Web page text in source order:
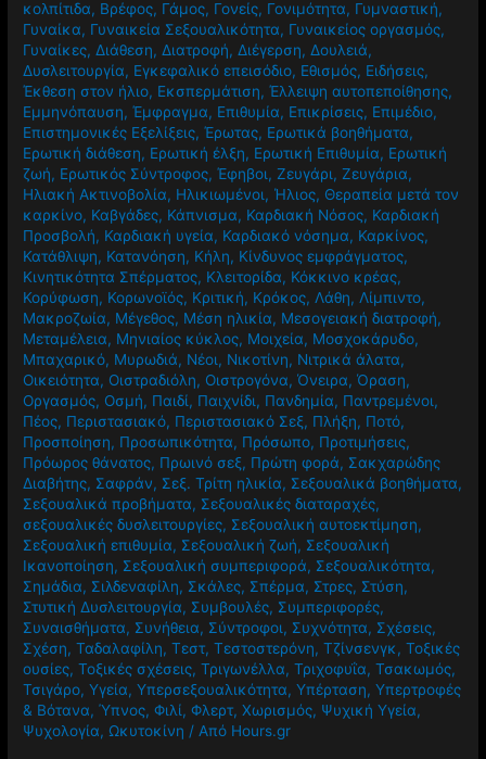
κολπίτιδα, Βρέφος, Γάμος, Γονείς, Γονιμότητα, Γυμναστική,
Γυναίκα, Γυναικεία Σεξουαλικότητα, Γυναικείος οργασμός,
Γυναίκες, Διάθεση, Διατροφή, Διέγερση, Δουλειά,
Δυσλειτουργία, Εγκεφαλικό επεισόδιο, Εθισμός, Ειδήσεις,
Έκθεση στον ήλιο, Εκσπερμάτιση,Έλλειψη αυτοπεποίθησης,
Εμμηνόπαυση,Έμφραγμα, Επιθυμία, Επικρίσεις, Επιμέδιο,
Επιστημονικές Εξελίξεις,Έρωτας, Ερωτικά βοηθήματα,
Ερωτική διάθεση, Ερωτική έλξη, Ερωτική Επιθυμία, Ερωτική
ζωή, Ερωτικός Σύντροφος,Έφηβοι,Ζευγάρι,Ζευγάρια,
Ηλιακή Ακτινοβολία, Ηλικιωμένοι, Ήλιος, Θεραπεία μετά τον
καρκίνο, Καβγάδες, Κάπνισμα, Καρδιακή Νόσος, Καρδιακή
Προσβολή, Καρδιακή υγεία, Καρδιακό νόσημα, Καρκίνος,
Κατάθλιψη, Κατανόηση, Κήλη, Κίνδυνος εμφράγματος,
Κινητικότητα Σπέρματος, Κλειτορίδα, Κόκκινο κρέας,
Κορύφωση, Κορωνοϊός, Κριτική, Κρόκος, Λάθη, Λίμπιντο,
Μακροζωία, Μέγεθος, Μέση ηλικία, Μεσογειακή διατροφή,
Μεταμέλεια, Μηνιαίος κύκλος, Μοιχεία, Μοσχοκάρυδο,
Μπαχαρικό, Μυρωδιά, Νέοι, Νικοτίνη, Νιτρικά άλατα,
Οικειότητα, Οιστραδιόλη, Οιστρογόνα,Όνειρα,Όραση,
Οργασμός, Οσμή, Παιδί, Παιχνίδι, Πανδημία, Παντρεμένοι,
Πέος, Περιστασιακό, Περιστασιακό Σεξ, Πλήξη, Ποτό,
Προσποίηση, Προσωπικότητα, Πρόσωπο, Προτιμήσεις,
Πρόωρος θάνατος, Πρωινό σεξ, Πρώτη φορά, Σακχαρώδης
Διαβήτης, Σαφράν, Σεξ. Τρίτη ηλικία, Σεξουαλικά βοηθήματα,
Σεξουαλικά προβήματα, Σεξουαλικές διαταραχές,
σεξουαλικές δυσλειτουργίες, Σεξουαλική αυτοεκτίμηση,
Σεξουαλική επιθυμία, Σεξουαλική ζωή, Σεξουαλική
Ικανοποίηση, Σεξουαλική συμπεριφορά, Σεξουαλικότητα,
Σημάδια, Σιλδεναφίλη, Σκάλες, Σπέρμα, Στρες, Στύση,
Στυτική Δυσλειτουργία, Συμβουλές, Συμπεριφορές,
Συναισθήματα, Συνήθεια, Σύντροφοι, Συχνότητα, Σχέσεις,
Σχέση,Ταδαλαφίλη,Τεστ,Τεστοστερόνη,Τζίνσενγκ,Τοξικές
ουσίες,Τοξικές σχέσεις,Τριγωνέλλα,Τριχοφυΐα,Τσακωμός,
Τσιγάρο,Υγεία,Υπερσεξουαλικότητα,Υπέρταση,Υπερτροφές
& Βότανα,Ύπνος,Φιλί,Φλερτ,Χωρισμός, Ψυχική Υγεία,
Ψυχολογία, Ωκυτοκίνη / Από Hours.gr